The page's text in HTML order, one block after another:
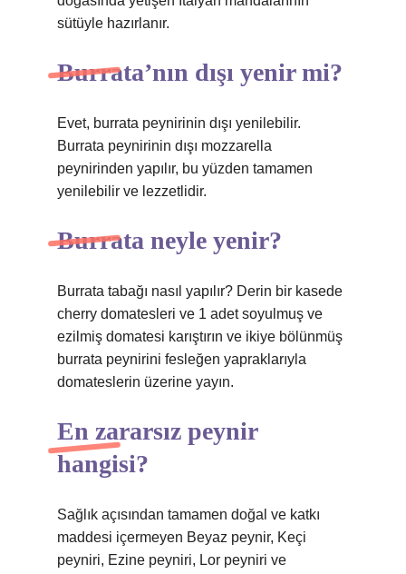
sütüyle hazırlanır.
Burrata’nın dışı yenir mi?
Evet, burrata peynirinin dışı yenilebilir.
Burrata peynirinin dışı mozzarella
peynirinden yapılır, bu yüzden tamamen
yenilebilir ve lezzetlidir.
Burrata neyle yenir?
Burrata tabağı nasıl yapılır? Derin bir kasede
cherry domatesleri ve 1 adet soyulmuş ve
ezilmiş domatesi karıştırın ve ikiye bölünmüş
burrata peynirini fesleğen yapraklarıyla
domateslerin üzerine yayın.
En zararsız peynir
hangisi?
Sağlık açısından tamamen doğal ve katkı
maddesi içermeyen Beyaz peynir, Keçi
peyniri, Ezine peyniri, Lor peyniri ve